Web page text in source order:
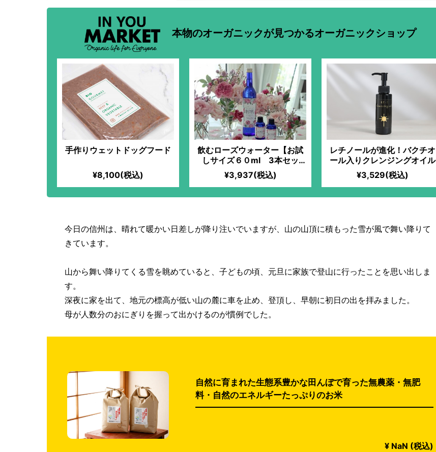
本物のオーガニックが見つかるオーガニックショップ
手作りウェットドッグフード
¥8,100(税込)
飲むローズウォーター【お試
しサイズ６０ml 3本セッ
ト】
¥3,937(税込)
レチノールが進化！バクチオ
ール入りクレンジングオイル
¥3,529(税込)
今日の信州は、晴れて暖かい日差しが降り注いでいますが、山の山頂に積もった雪が風で舞い降りて
きています。
山から舞い降りてくる雪を眺めていると、子どもの頃、元旦に家族で登山に行ったことを思い出しま
す。
深夜に家を出て、地元の標高が低い山の麓に車を止め、登頂し、早朝に初日の出を拝みました。
母が人数分のおにぎりを握って出かけるのが慣例でした。
自然に育まれた生態系豊かな田んぼで育った無農薬・無肥
料・自然のエネルギーたっぷりのお米
¥ NaN (税込)